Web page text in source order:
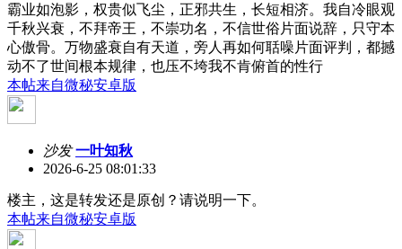
霸业如泡影，权贵似飞尘，正邪共生，长短相济。我自冷眼观
千秋兴衰，不拜帝王，不崇功名，不信世俗片面说辞，只守本
心傲骨。万物盛衰自有天道，旁人再如何聒噪片面评判，都撼
动不了世间根本规律，也压不垮我不肯俯首的性行
本帖来自微秘安卓版
沙发 一叶知秋
2026-6-25 08:01:33
楼主，这是转发还是原创？请说明一下。
本帖来自微秘安卓版